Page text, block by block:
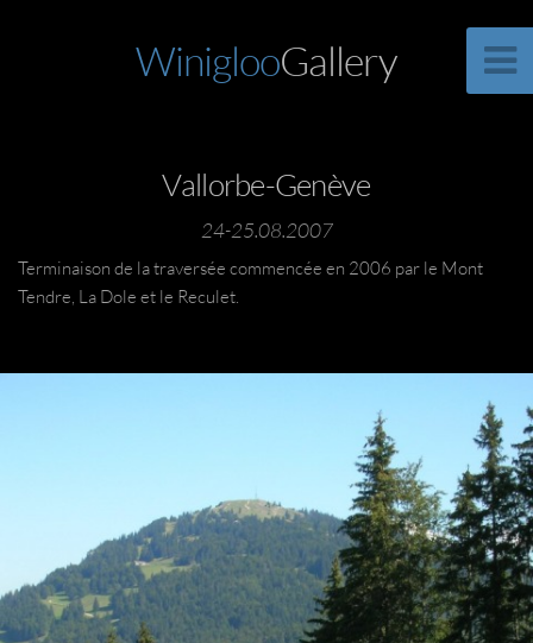
WiniglooGallery
Vallorbe-Genève
24-25.08.2007
Terminaison de la traversée commencée en 2006 par le Mont
Tendre, La Dole et le Reculet.